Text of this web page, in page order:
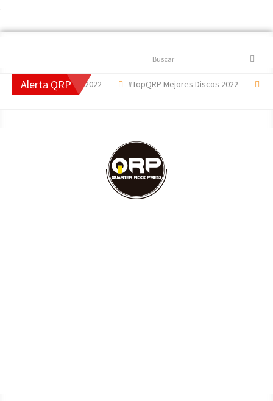
.
Buscar
Alerta QRP
Mejores Canciones 2022 #TopQRP Mejores Discos 2022 'The